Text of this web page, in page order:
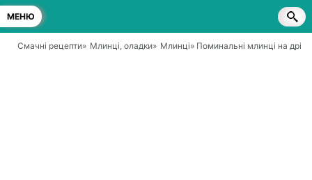
МЕНЮ
Смачні рецепти» Млинці, оладки» Млинці» Поминальні млинці на